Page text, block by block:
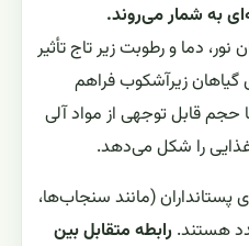
به شمار می‌روند.
دما و رطوبت زیر تاج تأثیر
گیاهان زیرآشکوب فراهم
حجم قابل توجهی از مواد آلی
غذایی را شکل می‌دهد.
پستانداران (مانند سنجاب‌ها،
هستند. رابطه متقابل بین